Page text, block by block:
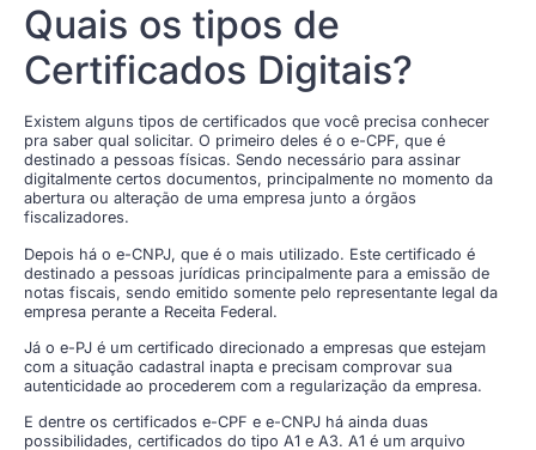
Quais os tipos de
Certificados Digitais?
Existem alguns tipos de certificados que você precisa conhecer
pra saber qual solicitar. O primeiro deles é o e-CPF, que é
destinado a pessoas físicas. Sendo necessário para assinar
digitalmente certos documentos, principalmente no momento da
abertura ou alteração de uma empresa junto a órgãos
fiscalizadores.
Depois há o e-CNPJ, que é o mais utilizado. Este certificado é
destinado a pessoas jurídicas principalmente para a emissão de
notas fiscais, sendo emitido somente pelo representante legal da
empresa perante a Receita Federal.
Já o e-PJ é um certificado direcionado a empresas que estejam
com a situação cadastral inapta e precisam comprovar sua
autenticidade ao procederem com a regularização da empresa.
E dentre os certificados e-CPF e e-CNPJ há ainda duas
possibilidades, certificados do tipo A1 e A3. A1 é um arquivo